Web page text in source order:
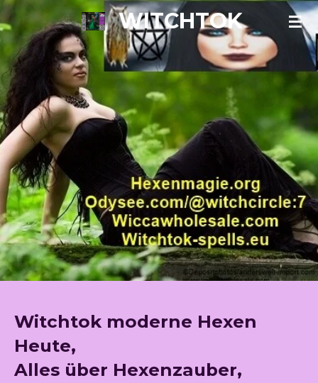
Zum
Hauptinhalt
springen
WITCHTOK
Witchtok moderne Hexen
Heute,
Alles über Hexenzauber,